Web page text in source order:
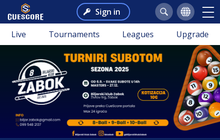
Sign in
Live Tournaments Leagues Upgrade